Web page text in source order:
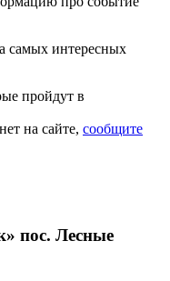
самых интересных
пройдут в
на сайте, сообщите
пос. Лесные